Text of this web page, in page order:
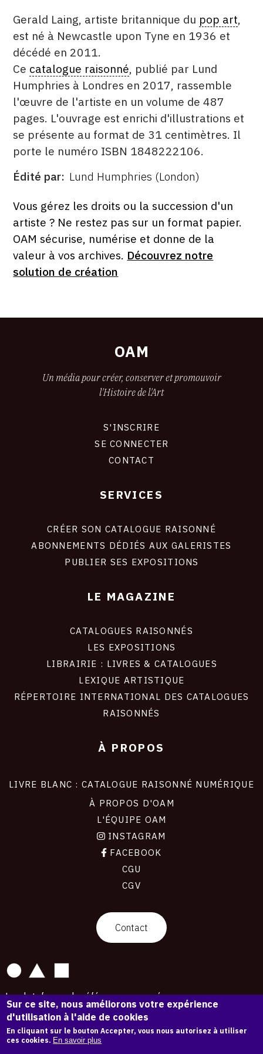
CONTACT
CGU
CGV
SUIVEZ-NOUS
INSTAGRAM
TWITTER
PINTEREST
DESCRITPTION
Gerald Laing, artiste britannique du pop art,
est né à Newcastle upon Tyne en 1936 et
décédé en 2011.
Ce catalogue raisonné, publié par Lund
Humphries à Londres en 2017, rassemble
l'œuvre de l'artiste en un volume de 487
pages. L'ouvrage est enrichi d'illustrations et
se présente au format de 31 centimètres. Il
porte le numéro ISBN 1848222106.
ÉDITÉ
Édité par Lund Humphries (London)
FORMAT
ÉTAT
Vous gérez les droits ou la succession d'un
artiste ? Ne restez pas sur un format papier.
OAM sécurise, numérise et donne de la
valeur à vos archives. Découvrez notre
solution de création
OAM
Un média pour créer, conserver et promouvoir
l'Histoire de l'Art
S'INSCRIRE
SE CONNECTER
CONTACT
SERVICES
CRÉER SON CATALOGUE RAISONNÉ
ABONNEMENTS DÉDIÉS AUX GALERISTES
PUBLIER SES EXPOSITIONS
LE MAGAZINE
CATALOGUES RAISONNÉS
LES EXPOSITIONS
LIBRAIRIE : LIVRES & CATALOGUES
LEXIQUE ARTISTIQUE
RÉPERTOIRE INTERNATIONAL DES CATALOGUES
RAISONNÉS
À PROPOS
LIVRE BLANC : CATALOGUE RAISONNÉ NUMÉRIQUE
À PROPOS D'OAM
L'ÉQUIPE OAM
INSTAGRAM
FACEBOOK
CGU
CGV
Contact
La plateforme de référence pour créer,
conserver et promouvoir l'Histoire de l'Art.
Des catalogues raisonnés aux archives
d'expositions.
43 254 œuvres d'art — 7 587 expositions
Sur ce site, nous améliorons votre expérience
d'utilisation à l'aide de cookies
En cliquant sur le bouton Accepter, vous nous autorisez à utiliser
ces cookies. En savoir plus